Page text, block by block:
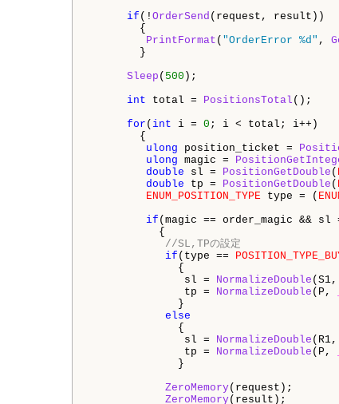
if (! OrderSend (request, result))
{
PrintFormat ( "OrderError %d" ,
}
Sleep ( 500 );
int total = PositionsTotal ();
for ( int i = 0 ; i < total; i++)
{
ulong position_ticket =
ulong magic =
double sl = PositionGetDouble (
double tp = PositionGetDouble (
ENUM_POSITION_TYPE type = (
if (magic == order_magic && sl
{
//SL,TPの設定
if (type ==
{
sl = NormalizeDouble (S1,
tp = NormalizeDouble (P,
}
else
{
sl = NormalizeDouble (R1,
tp = NormalizeDouble (P,
}
ZeroMemory(request);
ZeroMemory(result);